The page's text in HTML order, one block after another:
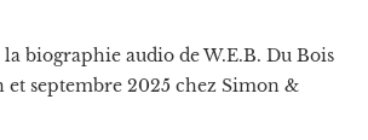
biographie audio de W.E.B. Du Bois
septembre 2025 chez Simon &